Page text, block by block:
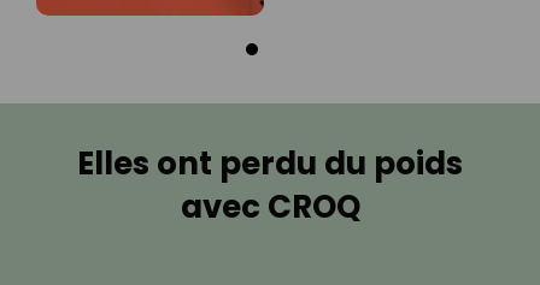
Elles ont perdu du poids
avec CROQ